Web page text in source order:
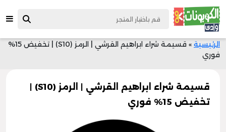
الرئيسية »
قسيمة شراء ابراهيم القرشي | الرمز (S10) | تخفيض 15%
فوري
قسيمة شراء ابراهيم القرشي | الرمز (S10) |
تخفيض 15% فوري